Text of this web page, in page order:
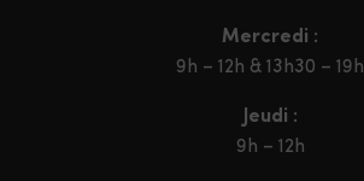
Mercredi :
9h – 12h & 13h30 – 19h
Jeudi :
9h – 12h